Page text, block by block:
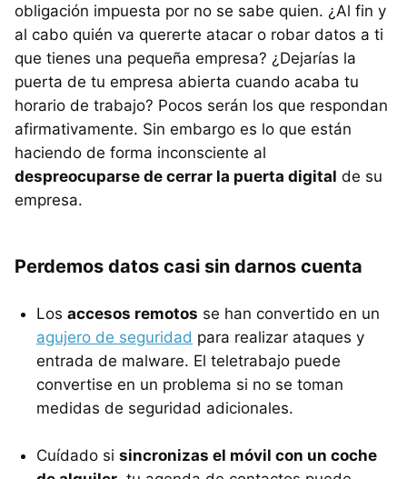
obligación impuesta por no se sabe quien. ¿Al fin y
al cabo quién va quererte atacar o robar datos a ti
que tienes una pequeña empresa? ¿Dejarías la
puerta de tu empresa abierta cuando acaba tu
horario de trabajo? Pocos serán los que respondan
afirmativamente. Sin embargo es lo que están
haciendo de forma inconsciente al
despreocuparse de cerrar la puerta digital de su
empresa.
Perdemos datos casi sin darnos cuenta
Los accesos remotos se han convertido en un
agujero de seguridad para realizar ataques y
entrada de malware. El teletrabajo puede
convertise en un problema si no se toman
medidas de seguridad adicionales.
Cuídado si sincronizas el móvil con un coche